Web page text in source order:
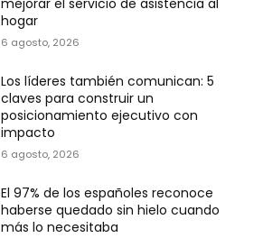
mejorar el servicio de asistencia al
hogar
6 agosto, 2026
Los líderes también comunican: 5
claves para construir un
posicionamiento ejecutivo con
impacto
6 agosto, 2026
El 97% de los españoles reconoce
haberse quedado sin hielo cuando
más lo necesitaba